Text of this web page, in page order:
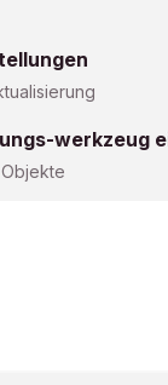
werkzeug